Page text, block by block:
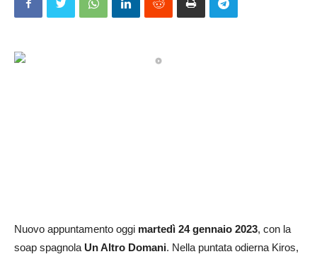
Nuovo appuntamento oggi martedì 24 gennaio 2023, con la
soap spagnola Un Altro Domani. Nella puntata odierna Kiros,